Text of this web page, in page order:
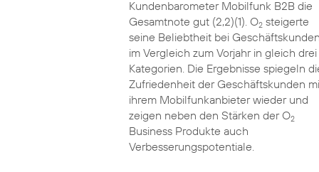
Kundenbarometer Mobilfunk B2B die
Gesamtnote gut (2,2)(1). O2steigerte
seine Beliebtheit bei
im Vergleich zum Vorjahr in gleich drei
Kategorien. Die Ergebnisse spiegeln
Zufriedenheit der Geschäftskunden
ihrem Mobilfunkanbieter wieder und
zeigen neben den Stärken der O2
Business Produkte auch
Verbesserungspotentiale.